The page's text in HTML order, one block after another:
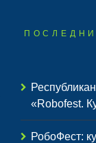
«Robofest.
РобоФест: